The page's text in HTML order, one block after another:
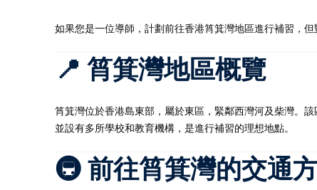
如果您是一位導師，計劃前往香港筲箕灣地區進行補習，
📍 筲箕灣地區概覽
筲箕灣位於香港島東部，屬於東區，緊鄰西灣河及柴灣。
並設有多所學校和教育機構，是進行補習的理想地點。​
🚇 前往筲箕灣的交通